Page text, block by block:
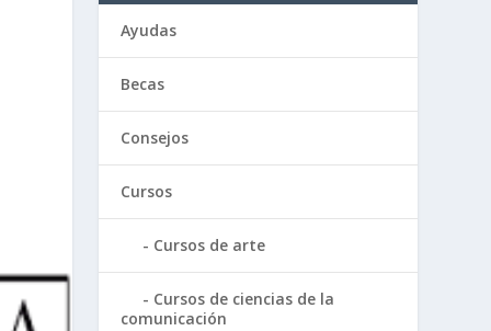
Ayudas
Becas
Consejos
Cursos
Cursos de arte
Cursos de ciencias de la
comunicación